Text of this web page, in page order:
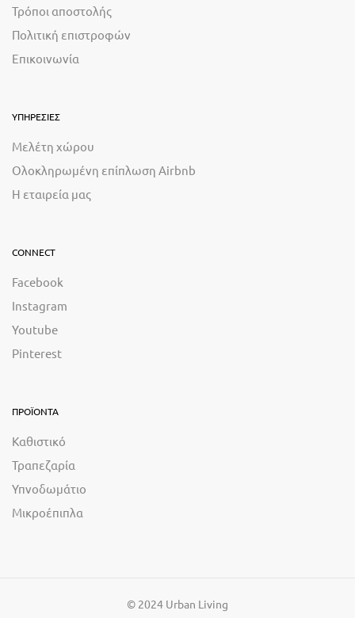
Τρόποι αποστολής
Πολιτική επιστροφών
Επικοινωνία
ΥΠΗΡΕΣΙΕΣ
Μελέτη χώρου
Ολοκληρωμένη επίπλωση Airbnb
Η εταιρεία μας
CONNECT
Facebook
Instagram
Youtube
Pinterest
ΠΡΟΪΟΝΤΑ
Καθιστικό
Τραπεζαρία
Υπνοδωμάτιο
Μικροέπιπλα
© 2024 Urban Living